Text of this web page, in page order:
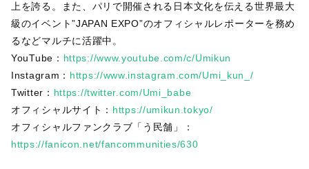
上を誇る。また、パリで開催される日本文化を伝える世界最大
級のイベント”JAPAN EXPO”のオフィシャルレポーターを務め
るなどマルチに活躍中。
YouTube： https://www.youtube.com/c/Umikun
Instagram： https://www.instagram.com/Umi_kun_/
Twitter： https://twitter.com/Umi_babe
オフィシャルサイト： https://umikun.tokyo/
オフィシャルファンクラブ「う民舗」：
https://fanicon.net/fancommunities/630